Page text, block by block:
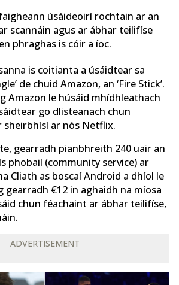
faigheann úsáideoirí rochtain ar an
scannáin agus ar ábhar teilifíse
phraghas is cóir a íoc.
is coitianta a úsáidtear sa
de chuid Amazon, an ‘Fire Stick’.
Amazon le húsáid mhídhleathach
go dlisteanach chun
ar nós Netflix.
gearradh pianbhreith 240 uair an
phobail (community service) ar
Cliath as boscaí Android a dhíol le
gearradh €12 in aghaidh na míosa
chun féachaint ar ábhar teilifíse,
ADVERTISEMENT